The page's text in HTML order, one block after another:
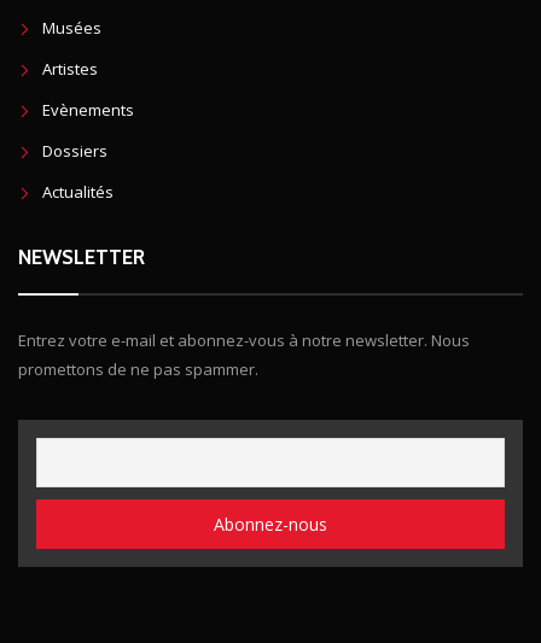
Musées
Artistes
Evènements
Dossiers
Actualités
NEWSLETTER
Entrez votre e-mail et abonnez-vous à notre newsletter. Nous
promettons de ne pas spammer.